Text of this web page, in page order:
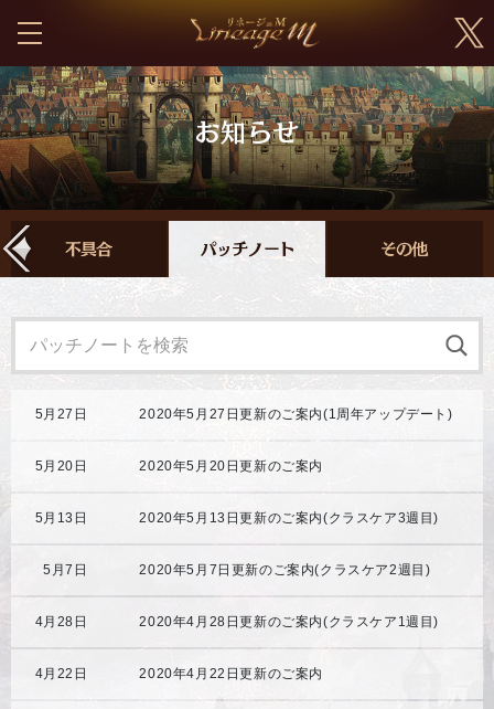
5月27日 2020年5月27日更新のご案内(1周年アップデート)
5月20日 2020年5月20日更新のご案内
5月13日 2020年5月13日更新のご案内(クラスケア3週目)
5月7日 2020年5月7日更新のご案内(クラスケア2週目)
4月28日 2020年4月28日更新のご案内(クラスケア1週目)
4月22日 2020年4月22日更新のご案内